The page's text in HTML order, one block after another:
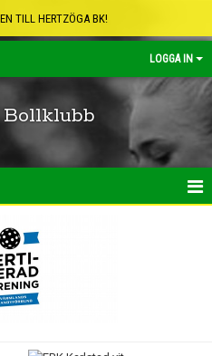
TILL HERTZÖGA BK!
LOGGA IN